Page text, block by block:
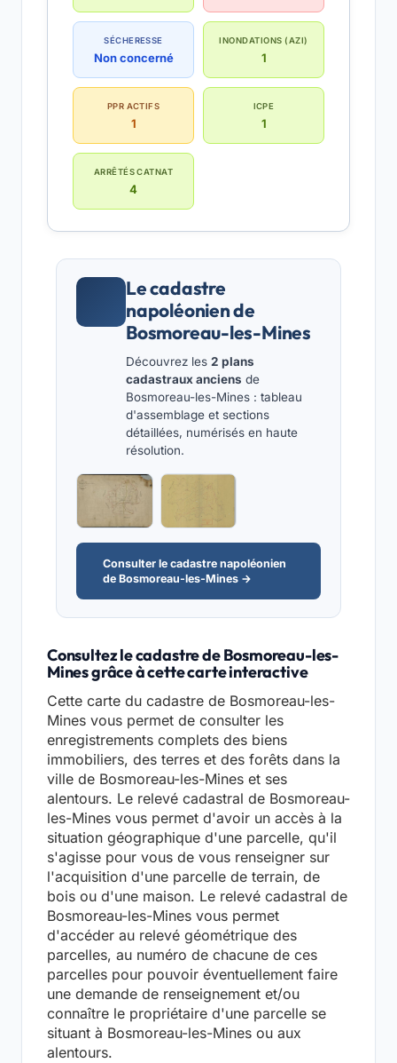
SÉCHERESSE
Non concerné
INONDATIONS (AZI)
1
PPR ACTIFS
1
ICPE
1
ARRÊTÉS CATNAT
4
Le cadastre
napoléonien de
Bosmoreau-les-Mines
Découvrez les 2 plans
cadastraux anciens de
Bosmoreau-les-Mines : tableau
d'assemblage et sections
détaillées, numérisés en haute
résolution.
Consulter le cadastre napoléonien
de Bosmoreau-les-Mines →
Consultez le cadastre de Bosmoreau-les-
Mines grâce à cette carte interactive
Cette carte du cadastre de Bosmoreau-les-
Mines vous permet de consulter les
enregistrements complets des biens
immobiliers, des terres et des forêts dans la
ville de Bosmoreau-les-Mines et ses
alentours. Le relevé cadastral de Bosmoreau-
les-Mines vous permet d'avoir un accès à la
situation géographique d'une parcelle, qu'il
s'agisse pour vous de vous renseigner sur
l'acquisition d'une parcelle de terrain, de
bois ou d'une maison. Le relevé cadastral de
Bosmoreau-les-Mines vous permet
d'accéder au relevé géométrique des
parcelles, au numéro de chacune de ces
parcelles pour pouvoir éventuellement faire
une demande de renseignement et/ou
connaître le propriétaire d'une parcelle se
situant à Bosmoreau-les-Mines ou aux
alentours.